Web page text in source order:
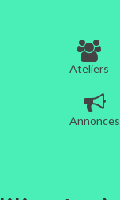
Ateliers
Annonces